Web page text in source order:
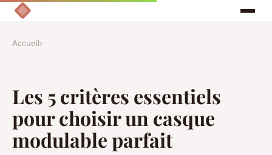
Accueil›
Les 5 critères essentiels
pour choisir un casque
modulable parfait